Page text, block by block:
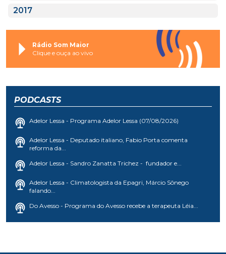
2017
Rádio Som Maior
Clique e ouça ao vivo
PODCASTS
Adelor Lessa - Programa Adelor Lessa (07/08/2026)
Adelor Lessa - Deputado italiano, Fabio Porta comenta
reforma da...
Adelor Lessa - Sandro Zanatta Trichez - fundador e...
Adelor Lessa - Climatologista da Epagri, Márcio Sônego
falando...
Do Avesso - Programa do Avesso recebe a terapeuta Léia...